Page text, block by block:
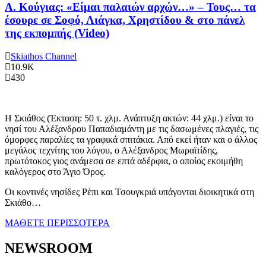
Α. Κούγιας: «Είμαι παλαιών αρχών…» – Τους… τα
έσουρε σε Σοφό, Λιάγκα, Χρηστίδου & στο πάνελ
της εκπομπής (Video)
Skiathos Channel
10.9K
430
Η Σκιάθος (Έκταση: 50 τ. χλμ. Ανάπτυξη ακτών: 44 χλμ.) είναι το
νησί του Αλέξανδρου Παπαδιαμάντη με τις δασωμένες πλαγιές, τις
όμορφες παραλίες τα γραφικά σπιτάκια. Από εκεί ήταν και ο άλλος
μεγάλος τεχνίτης του λόγου, ο Αλέξανδρος Μωραϊτίδης,
πρωτότοκος γιος ανάμεσα σε επτά αδέρφια, ο οποίος εκοιμήθη
καλόγερος στο Άγιο Όρος.
Οι κοντινές νησίδες Ρέπι και Τσουγκριά υπάγονται διοικητικά στη
Σκιάθο…
ΜΑΘΕΤΕ ΠΕΡΙΣΣΟΤΕΡΑ
NEWSROOM